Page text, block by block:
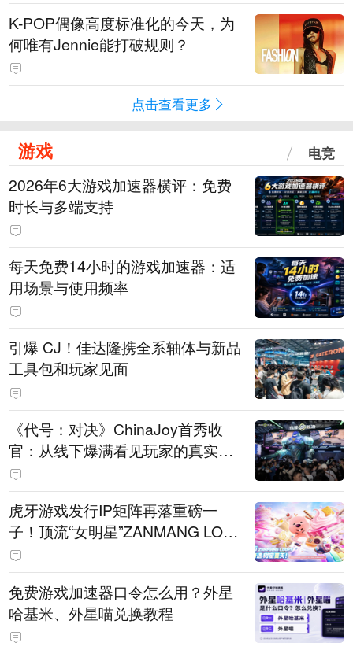
K-POP偶像高度标准化的今天，为
何唯有Jennie能打破规则？
点击查看更多
游戏 电竞
2026年6大游戏加速器横评：免费
时长与多端支持
每天免费14小时的游戏加速器：适
用场景与使用频率
引爆 CJ！佳达隆携全系轴体与新品
工具包和玩家见面
《代号：对决》ChinaJoy首秀收
官：从线下爆满看见玩家的真实期
待
虎牙游戏发行IP矩阵再落重磅一
子！顶流“女明星”ZANMANG LOO
PY 正版3D消除手游《消消奇遇》
惊喜曝光
免费游戏加速器口令怎么用？外星
哈基米、外星喵兑换教程